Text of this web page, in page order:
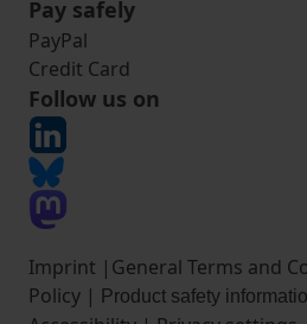
Pay safely
PayPal
Credit Card
Follow us on
Imprint | General Terms and
Policy | Product safety